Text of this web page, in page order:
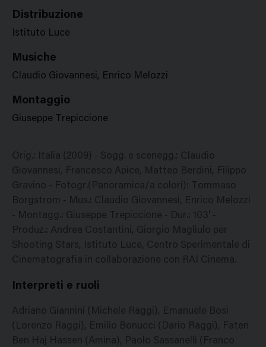
Distribuzione
Istituto Luce
Musiche
Claudio Giovannesi, Enrico Melozzi
Montaggio
Giuseppe Trepiccione
Orig.: Italia (2009) - Sogg. e scenegg.: Claudio
Giovannesi, Francesco Apice, Matteo Berdini, Filippo
Gravino - Fotogr.(Panoramica/a colori): Tommaso
Borgstrom - Mus.: Claudio Giovannesi, Enrico Melozzi
- Montagg.: Giuseppe Trepiccione - Dur.: 103' -
Produz.: Andrea Costantini, Giorgio Magliulo per
Shooting Stars, Istituto Luce, Centro Sperimentale di
Cinematografia in collaborazione con RAI Cinema.
Interpreti e ruoli
Adriano Giannini (Michele Raggi), Emanuele Bosi
(Lorenzo Raggi), Emilio Bonucci (Dario Raggi), Faten
Ben Haj Hassen (Amina), Paolo Sassanelli (Franco